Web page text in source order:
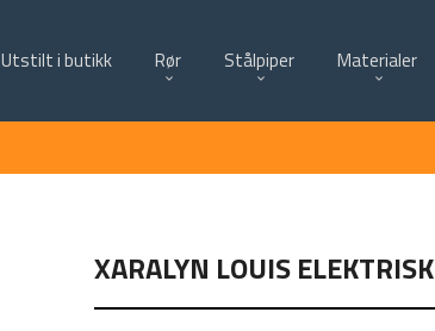
Utstilt i butikk Rør Stålpiper Materialer
XARALYN LOUIS ELEKTRISK